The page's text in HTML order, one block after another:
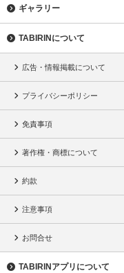
ギャラリー
TABIRINについて
広告・情報掲載について
プライバシーポリシー
免責事項
著作権・商標について
約款
注意事項
お問合せ
TABIRINアプリについて